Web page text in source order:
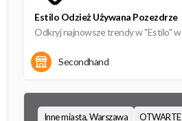
Estilo Odzież Używana Pozezdrze
Secondhand
Inne miasta, Warszawa OTWARTE